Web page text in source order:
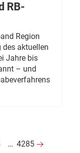
RB-
Region
des aktuellen
Jahre bis
– und
… 4285